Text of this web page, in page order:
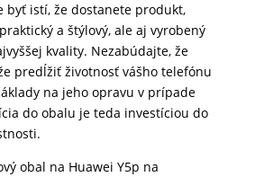
byť istí, že dostanete produkt,
a štýlový, ale aj vyrobený
kvality. Nezabúdajte, že
predĺžiť životnosť vášho telefónu
na jeho opravu v prípade
do obalu je teda investíciou do
obal na Huawei Y5p na